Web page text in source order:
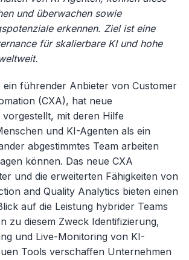
und überwachen sowie
erkennen. Ziel ist eine
für skalierbare KI und hohe
ein führender Anbieter von Customer
(CXA), hat neue
vorgestellt, mit deren Hilfe
und KI-Agenten als ein
abgestimmtes Team arbeiten
können. Das neue CXA
und die erweiterten Fähigkeiten von
and Quality Analytics bieten einen
auf die Leistung hybrider Teams
zu diesem Zweck Identifizierung,
und Live-Monitoring von KI-
Tools verschaffen Unternehmen